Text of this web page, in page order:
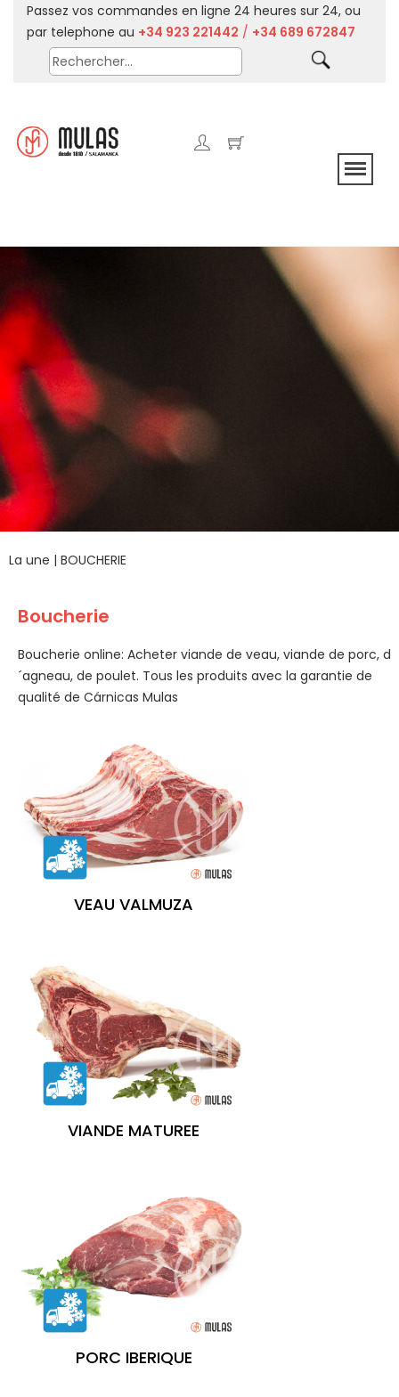
Passez vos commandes en ligne 24 heures sur 24, ou
par telephone au +34 923 221442 / +34 689 672847
La une | BOUCHERIE
Boucherie
Boucherie online: Acheter viande de veau, viande de porc, d
´agneau, de poulet. Tous les produits avec la garantie de
qualité de Cárnicas Mulas
VEAU VALMUZA
VIANDE MATUREE
PORC IBERIQUE